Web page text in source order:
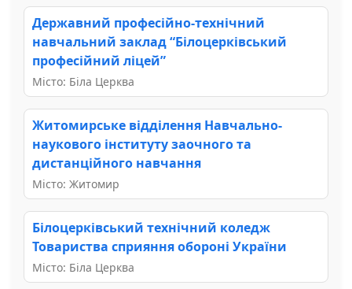
Державний професійно-технічний
навчальний заклад “Білоцерківський
професійний ліцей”
Місто: Біла Церква
Житомирське відділення Навчально-
наукового інституту заочного та
дистанційного навчання
Місто: Житомир
Білоцерківський технічний коледж
Товариства сприяння обороні України
Місто: Біла Церква